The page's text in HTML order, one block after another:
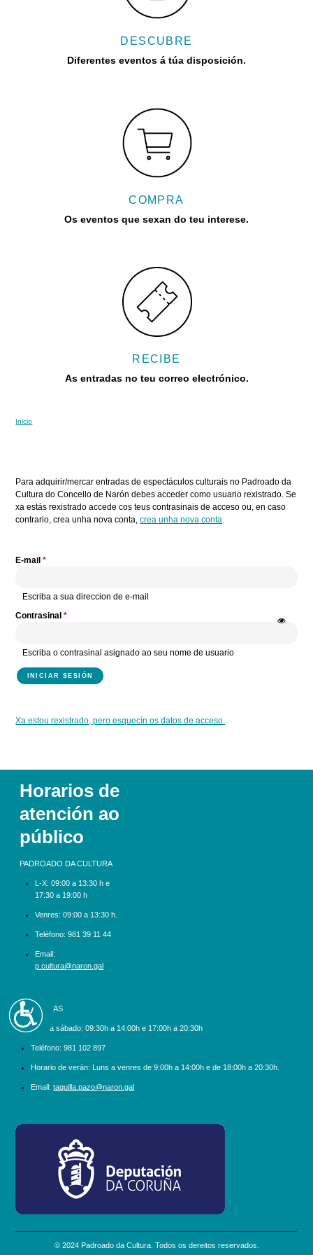
Accesibilidad
DESCUBRE
Diferentes eventos á túa disposición.
COMPRA
Os eventos que sexan do teu interese.
RECIBE
As entradas no teu correo electrónico.
Vostede está aquí
Inicio
Para adquirir/mercar entradas de espectáculos culturais no Padroado da
Cultura do Concello de Narón debes acceder como usuario rexistrado. Se
xa estás rexistrado accede cos teus contrasinais de acceso ou, en caso
contrario, crea unha nova conta,crea unha nova conta
E-mail*
Escriba a sua direccion de e-mail
Contrasinal*
Escriba o contrasinal asignado ao seu nome de usuario
Xa estou rexistrado, pero esquecín os datos de acceso.
Horarios de
atención ao
público
PADROADO DA CULTURA
L-X: 09:00 a 13:30 h e
17:30 a 19:00 h
Venres: 09:00 a 13:30 h.
Teléfono: 981 39 11 44
Email:
p.cultura@naron.gal
BILLETEIRAS
Luns a sábado: 09:30h a 14:00h e 17:00h a 20:30h
Teléfono: 981 102 897
Horario de verán: Luns a venres de 9:00h a 14:00h e de 18:00h a 20:30h.
Email: taquilla.pazo@naron.gal
logo_depcoruna.png
© 2024 Padroado da Cultura. Todos os dereitos reservados.